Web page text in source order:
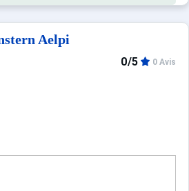
Aelpi
0/5 0 Avis